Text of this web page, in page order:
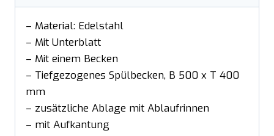
– Material: Edelstahl
– Mit Unterblatt
– Mit einem Becken
– Tiefgezogenes Spülbecken, B 500 x T 400
mm
– zusätzliche Ablage mit Ablaufrinnen
– mit Aufkantung